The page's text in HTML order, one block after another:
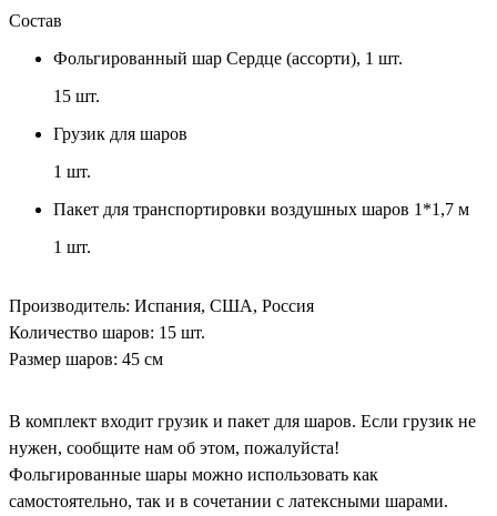
Состав
Фольгированный шар Сердце (ассорти), 1 шт.
15 шт.
Грузик для шаров
1 шт.
Пакет для транспортировки воздушных шаров 1*1,7 м
1 шт.
Производитель: Испания, США, Россия
Количество шаров: 15 шт.
Размер шаров: 45 см
В комплект входит грузик и пакет для шаров. Если грузик не
нужен, сообщите нам об этом, пожалуйста!
Фольгированные шары можно использовать как
самостоятельно, так и в сочетании с латексными шарами.